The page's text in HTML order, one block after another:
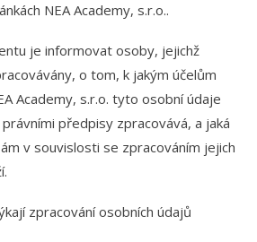
NEA Academy, s.r.o..
je informovat osoby, jejichž
o tom, k jakým účelům
Academy, s.r.o. tyto osobní údaje
předpisy zpracovává, a jaká
v souvislosti se zpracováním jejich
zpracování osobních údajů